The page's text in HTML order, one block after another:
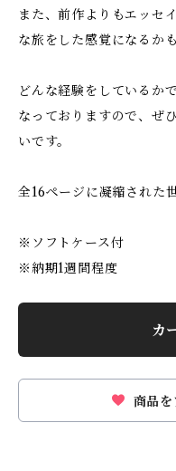
また、前作よりもエッセ
な旅をした感覚になるか
どんな経験をしているか
なっておりますので、ぜ
いです。
全16ページに凝縮された
※ソフトケース付
※納期1週間程度
カ
商品を